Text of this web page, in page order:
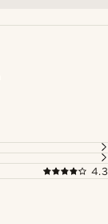
4.3